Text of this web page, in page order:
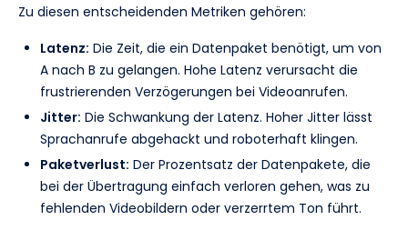
Zu diesen entscheidenden Metriken gehören:
Latenz: Die Zeit, die ein Datenpaket benötigt, um von
A nach B zu gelangen. Hohe Latenz verursacht die
frustrierenden Verzögerungen bei Videoanrufen.
Jitter: Die Schwankung der Latenz. Hoher Jitter lässt
Sprachanrufe abgehackt und roboterhaft klingen.
Paketverlust: Der Prozentsatz der Datenpakete, die
bei der Übertragung einfach verloren gehen, was zu
fehlenden Videobildern oder verzerrtem Ton führt.